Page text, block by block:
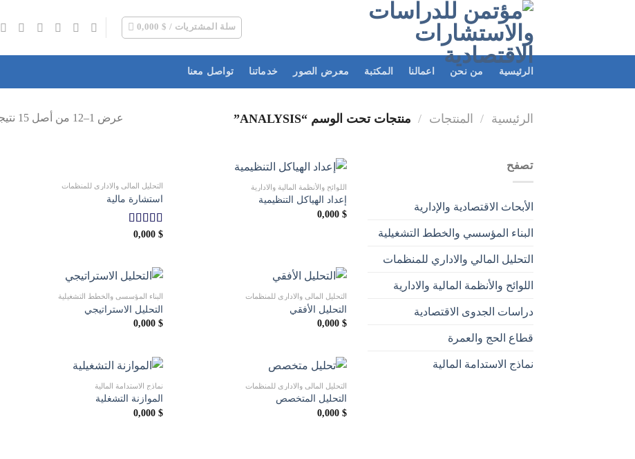
سلة المشتريات / 0,000$
الرئيسية من نحن اعمالنا المكتبة معرض الصور خدماتنا تواصل معنا
الرئيسية / المنتجات / منتجات تحت الوسم “ANALYSIS” عرض 1–12 من أصل 15 نتيجة
تصفح
الأبحاث الاقتصادية والإدارية
البناء المؤسسي والخطط التشغيلية
التحليل المالي والاداري للمنظمات
اللوائح والأنظمة المالية والادارية
دراسات الجدوى الاقتصادية
قطاع الحج والعمرة
نماذج الاستدامة المالية
اللوائح والأنظمة المالية والادارية
إعداد الهياكل التنظيمية
0,000$
التحليل المالي والاداري للمنظمات
استشارة مالية
تم التقييم
0,000 $
التحليل المالي والاداري للمنظمات
التحليل الأفقي
0,000$
البناء المؤسسي والخطط التشغيلية
التحليل الاستراتيجي
0,000 $
التحليل المالي والاداري للمنظمات
التحليل المتخصص
0,000$
نماذج الاستدامة المالية
الموازنة التشغلية
0,000 $